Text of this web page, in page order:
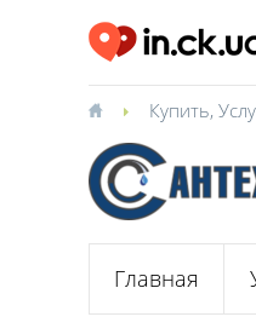
Купить,
Главная